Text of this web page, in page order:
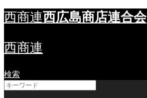
西商連西広島商店連合会
西商連
検索